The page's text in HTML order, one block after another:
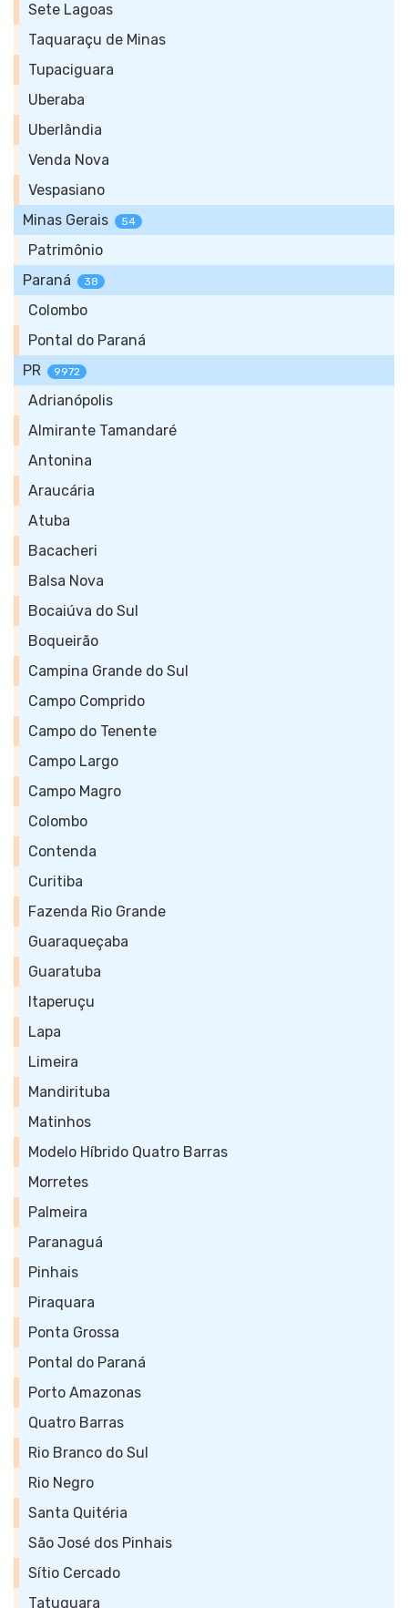
Sete Lagoas
Taquaraçu de Minas
Tupaciguara
Uberaba
Uberlândia
Venda Nova
Vespasiano
Minas Gerais
54
Patrimônio
Paraná
38
Colombo
Pontal do Paraná
PR
9972
Adrianópolis
Almirante Tamandaré
Antonina
Araucária
Atuba
Bacacheri
Balsa Nova
Bocaiúva do Sul
Boqueirão
Campina Grande do Sul
Campo Comprido
Campo do Tenente
Campo Largo
Campo Magro
Colombo
Contenda
Curitiba
Fazenda Rio Grande
Guaraqueçaba
Guaratuba
Itaperuçu
Lapa
Limeira
Mandirituba
Matinhos
Modelo Híbrido Quatro Barras
Morretes
Palmeira
Paranaguá
Pinhais
Piraquara
Ponta Grossa
Pontal do Paraná
Porto Amazonas
Quatro Barras
Rio Branco do Sul
Rio Negro
Santa Quitéria
São José dos Pinhais
Sítio Cercado
Tatuquara